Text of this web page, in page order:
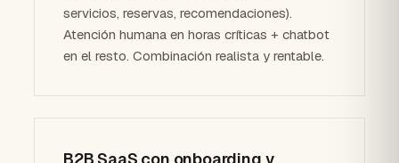
servicios, reservas, recomendaciones).
Atención humana en horas críticas + chatbot
en el resto. Combinación realista y rentable.